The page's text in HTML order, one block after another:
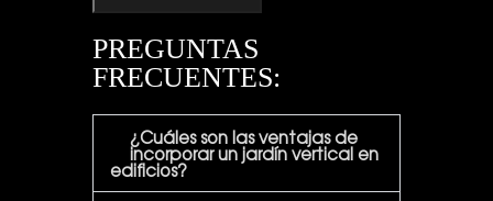
PREGUNTAS
FRECUENTES:
¿Cuáles son las ventajas de
incorporar un jardín vertical en
edificios?